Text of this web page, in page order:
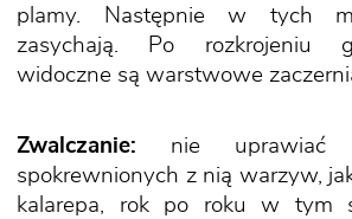
plamy. Następnie w tych
zasychają. Po rozkrojeniu
widoczne są warstwowe
Zwalczanie: nie uprawiać
spokrewnionych z nią warzyw,
kalarepa, rok po roku w tym